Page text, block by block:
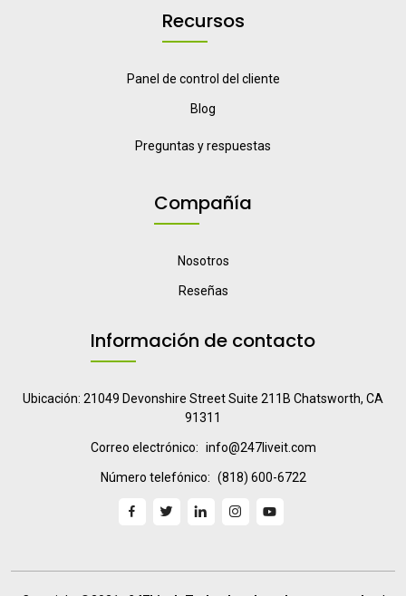
Recursos
Panel de control del cliente
Blog
Preguntas y respuestas
Compañía
Nosotros
Reseñas
Información de contacto
Ubicación: 21049 Devonshire Street Suite 211B Chatsworth, CA
91311
Correo electrónico: info@247liveit.com
Número telefónico: (818) 600-6722